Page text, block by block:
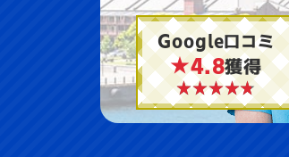
Google口コミ
★4.8獲得